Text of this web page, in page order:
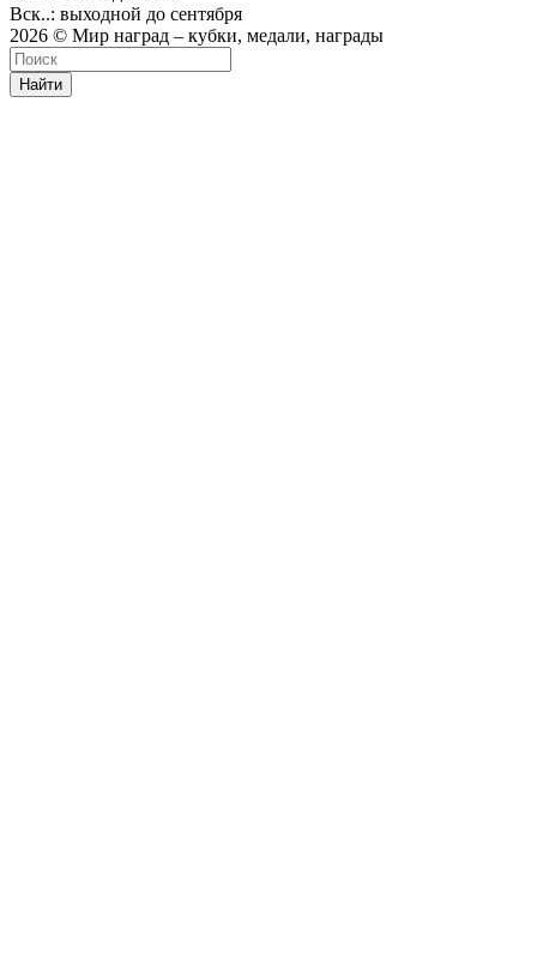
Вск..: выходной до сентября
2026 © Мир наград – кубки, медали, награды
Найти